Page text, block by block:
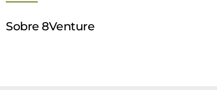
Sobre 8Venture